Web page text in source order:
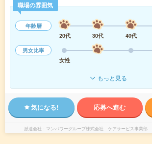
職場の雰囲気
年齢層
20代
30代 40代
男女比率
女性
もっと見る
気になる! 応募へ進む
派遣会社 マンパワーグループ株式会社 ケアサービス事業部